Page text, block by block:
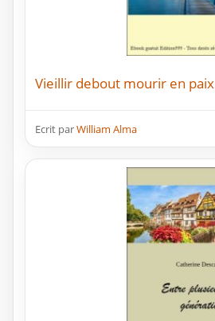
Vieillir debout mourir en paix
Ecrit parWilliam Alma